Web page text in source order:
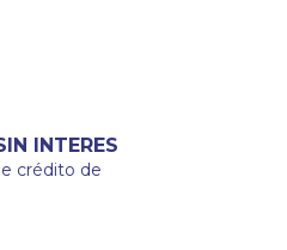
INTERES
crédito de